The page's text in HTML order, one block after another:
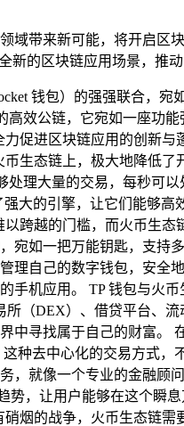
域带来新可能，将开启区
的区块链应用场景，推
钱包）的强强联合，
效公链，它宛如一座功
促进区块链应用的创新与
生态链上，极大地降低
理大量的交易，每秒可
大的引擎，让它们能够
跨越的门槛，而火币生
宛如一把万能钥匙，支持
自己的数字钱包，安全
机应用。 TP 钱包与火
（DEX）、借贷平台、
中寻找属于自己的财富。
种去中心化的交易方式
就像一个专业的金融顾
，让用户能够在这个瞬
烟的战争，火币生态链